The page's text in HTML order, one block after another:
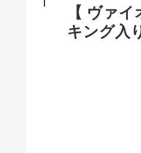
【 ヴァ
キング入